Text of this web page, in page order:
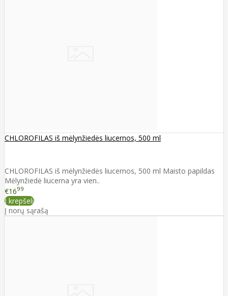
CHLOROFILAS iš mėlynžiedės liucernos, 500 ml
CHLOROFILAS iš mėlynžiedės liucernos, 500 ml Maisto papildas
Mėlynžiedė liucerna yra vien..
€1699
Į krepšelį
Į norų sąrašą